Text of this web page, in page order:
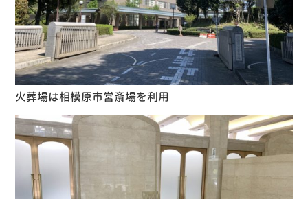
火葬場は相模原市営斎場を利用